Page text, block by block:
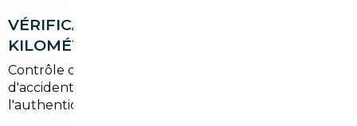
VÉRIFICATION HISTORIQUE ET
KILOMÉTRAGE
Contrôle des factures, carnet d'entretien, rapports
d'accident et des certificats pour s'assurer de
l'authenticité du kilométrage et de l'état mécanique.